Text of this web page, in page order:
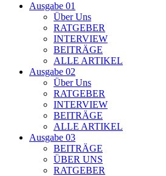
Ausgabe 01
Über Uns
RATGEBER
INTERVIEW
BEITRÄGE
ALLE ARTIKEL
Ausgabe 02
Über Uns
RATGEBER
INTERVIEW
BEITRÄGE
ALLE ARTIKEL
Ausgabe 03
BEITRÄGE
ÜBER UNS
RATGEBER